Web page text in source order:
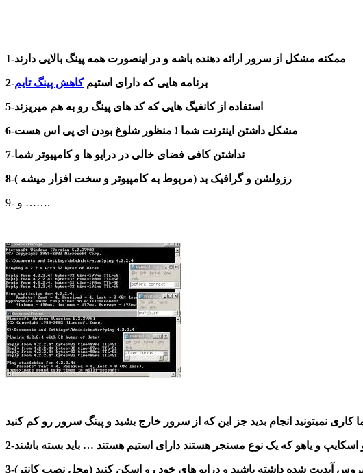
1-ممکنه مشکل از سرور ارائه دهنده باشه و در اینصورت همه پینگ بالایی دارند
2-برنامه هایی که دارای استیمکاهش پینگ تایم
5-استفاده از کانفیگ هایی که کد های پینگ رو به هم میریزند
6-مشکل داشتن اینترنت شما ! منظور شلوغ بودن ای پی اس هست
7-نداشتن کافی فضای خالی در درایو ها و کامپیوتر شما
8-رزولشن و گرافیک بد (مربوط به کامپیوتر و سخت افزار میشه )
9- و …….
کاری نمیتونید انجام بدید جز این که از سرور خارج بشید و پینگ سرور رو کم کنید
و اسکایپ و یاهو که یک نوع مسنجر هستند دارای استیم هستند … باید بسته باشند
آپدیت شده داشته باشید و درایو های خود رو اسکن کنید (محل نصب کانتر)